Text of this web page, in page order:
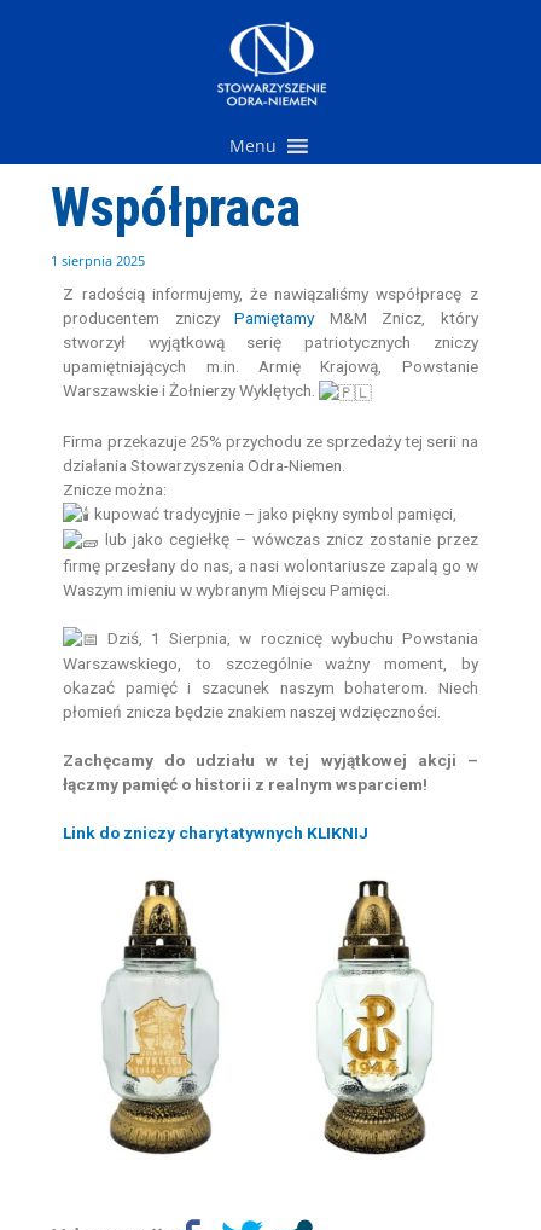
Menu
Współpraca
1 sierpnia 2025
Z radością informujemy, że nawiązaliśmy współpracę z
producentem zniczyPamiętamyM&M Znicz, który
stworzył wyjątkową serię patriotycznych zniczy
upamiętniających m.in. Armię Krajową, Powstanie
Warszawskie i Żołnierzy Wyklętych.
Firma przekazuje 25% przychodu ze sprzedaży tej serii na
działania Stowarzyszenia Odra-Niemen.
Znicze można:
kupować tradycyjnie – jako piękny symbol pamięci,
lub jako cegiełkę – wówczas znicz zostanie przez
firmę przesłany do nas, a nasi wolontariusze zapalą go w
Waszym imieniu w wybranym Miejscu Pamięci.
Dziś, 1 Sierpnia, w rocznicę wybuchu Powstania
Warszawskiego, to szczególnie ważny moment, by
okazać pamięć i szacunek naszym bohaterom. Niech
płomień znicza będzie znakiem naszej wdzięczności.
Zachęcamy do udziału w tej wyjątkowej akcji –
łączmy pamięć o historii z realnym wsparciem!
Link do zniczy charytatywnych KLIKNIJ